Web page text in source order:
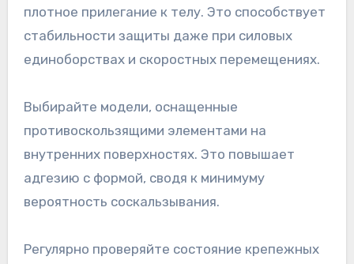
плотное прилегание к телу. Это способствует
стабильности защиты даже при силовых
единоборствах и скоростных перемещениях.
Выбирайте модели, оснащенные
противоскользящими элементами на
внутренних поверхностях. Это повышает
адгезию с формой, сводя к минимуму
вероятность соскальзывания.
Регулярно проверяйте состояние крепежных